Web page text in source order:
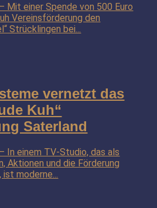
Mit einer Spende von 500 Euro
Vereinsförderung den
Strücklingen bei...
vernetzt das
Kuh“
Saterland
In einem TV-Studio, das als
Aktionen und die Förderung
moderne...